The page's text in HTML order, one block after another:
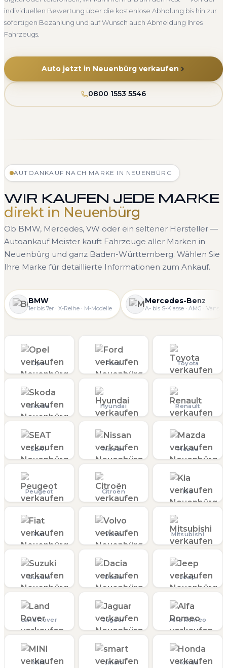
individuellen Bewertung über die kostenlose Abholung bis hin zur
sofortigen Bezahlung und auf Wunsch auch Abmeldung Ihres
Fahrzeugs.
Auto jetzt in Neuenbürg verkaufen
0800 1553 5546
AUTOANKAUF NACH MARKE IN NEUENBÜRG
WIR KAUFEN JEDE MARKE
direkt in Neuenbürg
Ob BMW, Mercedes, VW oder ein seltener Hersteller —
Autoankauf Meister kauft Fahrzeuge aller Marken in
Neuenbürg und ganz Baden-Württemberg. Wählen Sie
Ihre Marke für detaillierte Informationen zum Ankauf.
BMW
1er bis 7er · X-Reihe · M-Modelle
Mercedes-Benz
A- bis S-Klasse · AMG · Vans
Opel Ford Toyota
Skoda Hyundai Renault
SEAT Nissan Mazda
Peugeot Citroën Kia
Fiat Volvo Mitsubishi
Suzuki Dacia Jeep
Land Rover Jaguar Alfa Romeo
MINI smart Honda